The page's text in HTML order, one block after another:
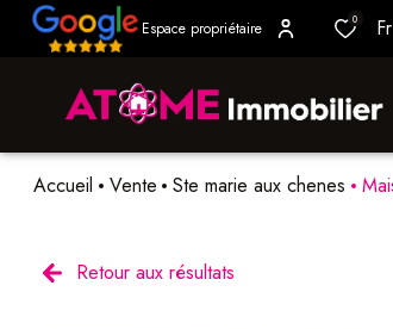
Espace propriétaire 0 Fr
Accueil Vente Ste marie aux chenes
Retour aux résultats